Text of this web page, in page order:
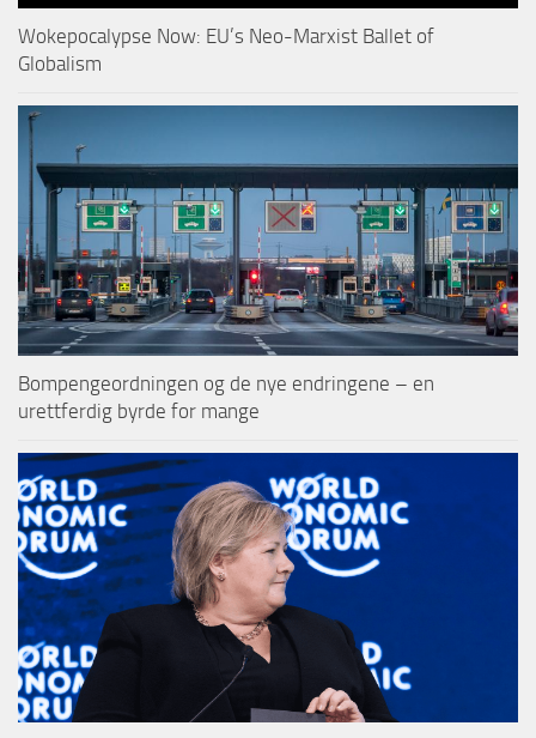
Wokepocalypse Now: EU’s Neo-Marxist Ballet of
Globalism
Bompengeordningen og de nye endringene – en
urettferdig byrde for mange